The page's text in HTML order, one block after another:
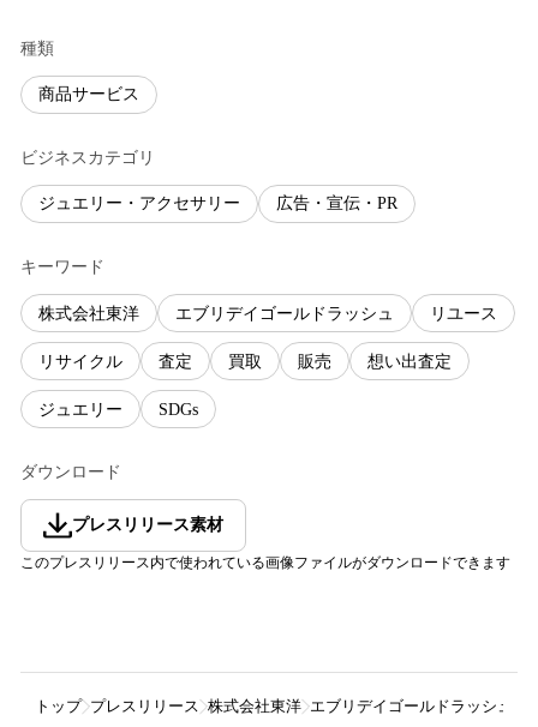
種類
商品サービス
ビジネスカテゴリ
ジュエリー・アクセサリー 広告・宣伝・PR
キーワード
株式会社東洋 エブリデイゴールドラッシュ リユース
リサイクル 査定 買取 販売 想い出査定
ジュエリー SDGs
ダウンロード
プレスリリース素材
このプレスリリース内で使われている画像ファイルがダウンロードできます
トップ プレスリリース 株式会社東洋 エブリデイゴールドラッシュの